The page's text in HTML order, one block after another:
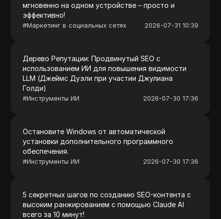
мгновенно на одном устройстве – просто и
эффективно!
#Маркетинг в социальных сетях 2026-07-31 10:39
Дерево Репутации: Продвинутый SEO с
использованием ИИ для повышения видимости
LLM (Джеймс Дуэли при участии Джулиана
Голди)
#Инструменты ИИ 2026-07-30 17:36
Остановите Windows от автоматической
установки дополнительного программного
обеспечения.
#Инструменты ИИ 2026-07-30 17:36
5 секретных шагов по созданию SEO-контента с
высоким ранжированием с помощью Claude AI
всего за 10 минут!